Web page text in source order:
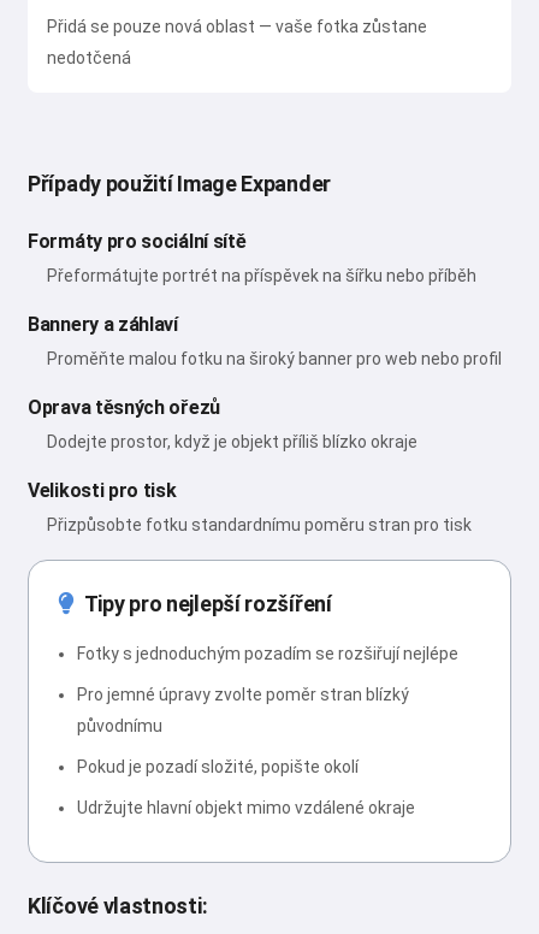
Přidá se pouze nová oblast — vaše fotka zůstane
nedotčená
Případy použití Image Expander
Formáty pro sociální sítě
Přeformátujte portrét na příspěvek na šířku nebo příběh
Bannery a záhlaví
Proměňte malou fotku na široký banner pro web nebo profil
Oprava těsných ořezů
Dodejte prostor, když je objekt příliš blízko okraje
Velikosti pro tisk
Přizpůsobte fotku standardnímu poměru stran pro tisk
Tipy pro nejlepší rozšíření
Fotky s jednoduchým pozadím se rozšiřují nejlépe
Pro jemné úpravy zvolte poměr stran blízký
původnímu
Pokud je pozadí složité, popište okolí
Udržujte hlavní objekt mimo vzdálené okraje
Klíčové vlastnosti: